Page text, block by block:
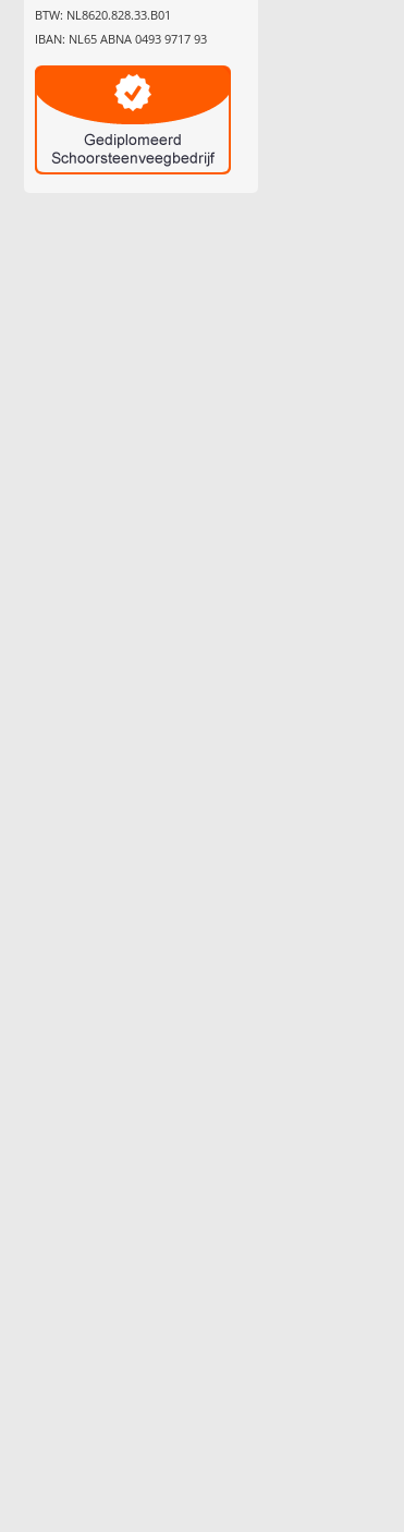
BTW: NL8620.828.33.B01
IBAN: NL65 ABNA 0493 9717 93